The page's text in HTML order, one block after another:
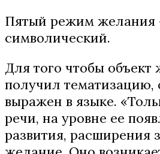
Пятый режим желания
символический.
Для того чтобы объект
получил тематизацию,
выражен в языке.
речи, на уровне ее
развития, расширения